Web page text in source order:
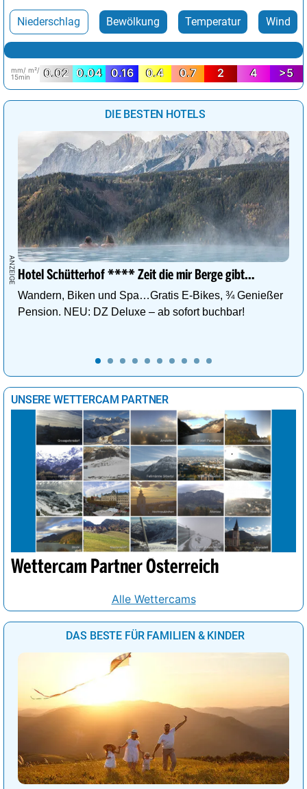
Niederschlag Bewölkung Temperatur Wind
mm/ m²/
15min
0.02 0.04 0.16 0.4 0.7 2 4 >5
DIE BESTEN HOTELS
Hotel Schütterhof **** Zeit die mir Berge gibt…
Wandern, Biken und Spa…Gratis E-Bikes, ¾ Genießer
Pension. NEU: DZ Deluxe – ab sofort buchbar!
UNSERE WETTERCAM PARTNER
Wettercam Partner Österreich
Alle Wettercams
DAS BESTE FÜR FAMILIEN & KINDER